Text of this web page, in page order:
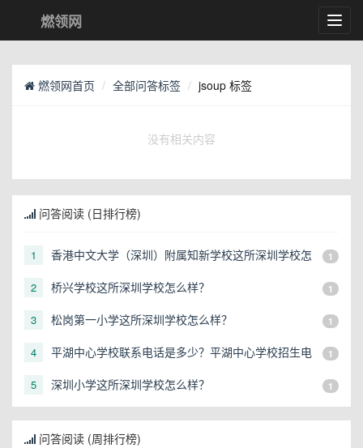
燃领网
燃领网首页 全部问答标签 jsoup 标签
没有相关内容
问答阅读 (日排行榜)
1
香港中文大学（深圳）附属知新学校这所深圳学校怎
1
2 桥兴学校这所深圳学校怎么样？ 1
3 松岗第一小学这所深圳学校怎么样？ 1
4
平湖中心学校联系电话是多少？平湖中心学校招生电
1
5 深圳小学这所深圳学校怎么样？ 1
问答阅读 (周排行榜)